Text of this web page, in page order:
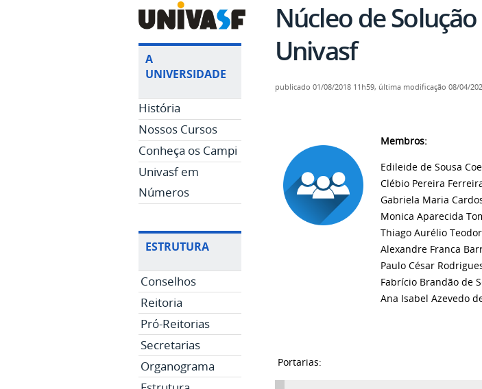
A
UNIVERSIDADE
História
Nossos Cursos
Conheça os Campi
Univasf em
Números
ESTRUTURA
Conselhos
Reitoria
Pró-Reitorias
Secretarias
Organograma
Núcleo de
Univasf
publicado 01/08/2018 11h59, última modificação 08/04/
Membros:
Edileide de Sousa
Clébio Pereira
Gabriela Maria
Monica Aparecida
Thiago Aurélio
Alexandre Franca
Paulo César
Fabrício Brandão de
Ana Isabel Azevedo
Portarias: